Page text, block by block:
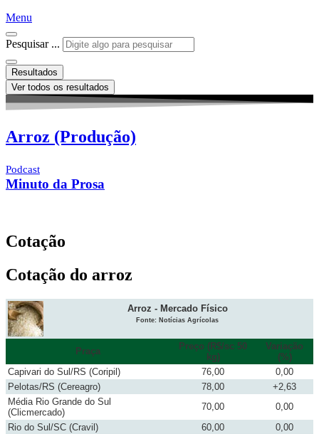
Menu
Pesquisar ...
Resultados
Ver todos os resultados
Arroz (Produção)
Podcast
Minuto da Prosa
Cotação
Cotação do arroz
Arroz - Mercado Físico
Fonte: Notícias Agrícolas
Praça
Preço (R$/sc 50
kg)
Variação
(%)
Capivari do Sul/RS (Coripil)
76,00
0,00
Pelotas/RS (Cereagro)
78,00
+2,63
Média Rio Grande do Sul
(Clicmercado)
70,00
0,00
Rio do Sul/SC (Cravil)
60,00
0,00